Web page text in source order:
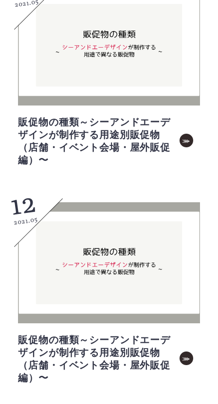
2021.05
販促物の種類～シーアンドエーデ
ザインが制作する用途別販促物
（店舗・イベント会場・屋外販促
編）〜
12
2021.05
販促物の種類～シーアンドエーデ
ザインが制作する用途別販促物
（店舗・イベント会場・屋外販促
編）〜